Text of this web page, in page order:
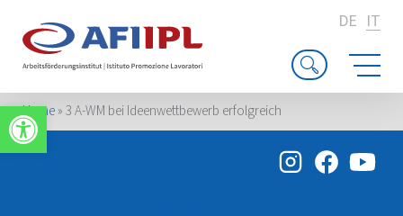
Apri la barra degli strumenti
DE IT
Home»3 A-WM bei Ideenwettbewerb erfolgreich